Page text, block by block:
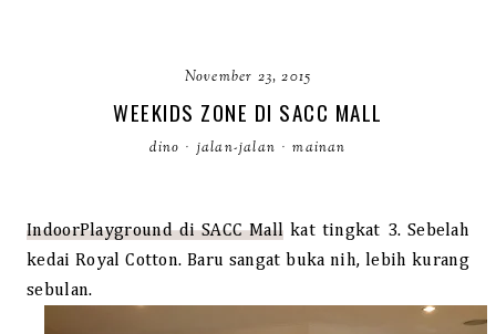
November 23, 2015
WEEKIDS ZONE DI SACC MALL
dino · jalan-jalan · mainan
IndoorPlayground di SACC Mall kat tingkat 3. Sebelah
kedai Royal Cotton. Baru sangat buka nih, lebih kurang
sebulan.